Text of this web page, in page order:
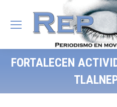
FORTALECEN